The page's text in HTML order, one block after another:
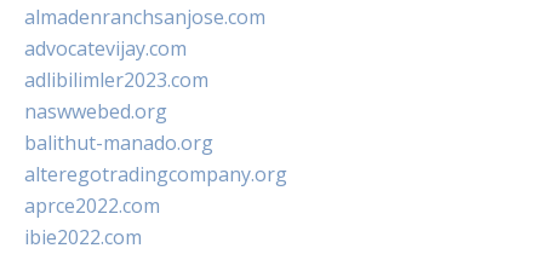
almadenranchsanjose.com
advocatevijay.com
adlibilimler2023.com
naswwebed.org
balithut-manado.org
alteregotradingcompany.org
aprce2022.com
ibie2022.com